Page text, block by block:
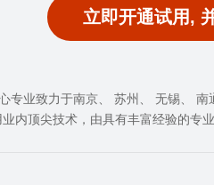
立即开通试用,
专业致力于南京、 苏州、 无锡、
业内顶尖技术，由具有丰富经验的专